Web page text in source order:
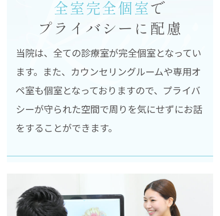
全室完全個室 で
プライバシーに配慮
当院は、全ての診療室が完全個室となってい
ます。また、カウンセリングルームや専用オ
ペ室も個室となっておりますので、プライバ
シーが守られた空間で周りを気にせずにお話
をすることができます。